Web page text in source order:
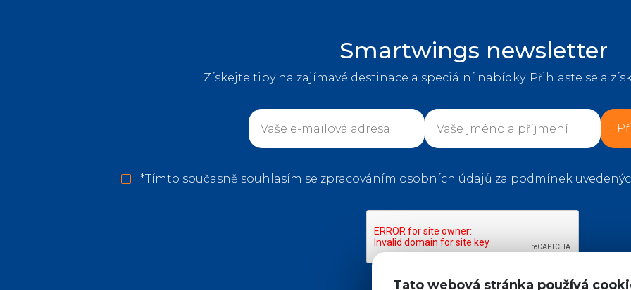
Tato webová stránka používá
Smartwings newsletter
Získejte tipy na zajímavé destinace a speciální nabídky. Přihlaste se a
*Tímto současně souhlasím se zpracováním osobních údajů za podmínek